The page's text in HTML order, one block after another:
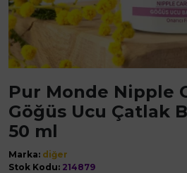
Pur Monde Nipple
Göğüs Ucu Çatlak
50 ml
Marka: diğer
Stok Kodu: 214879